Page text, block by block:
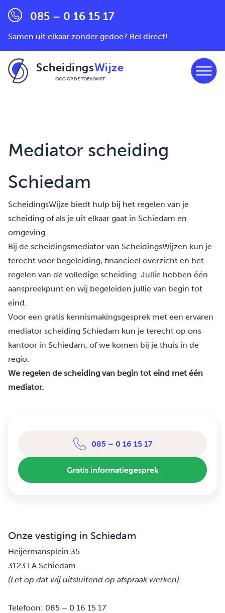
085 – 0 16 15 17
Samen uit elkaar zonder gedoe? Bel direct!
ScheidingsWijze
OOG OP DE TOEKOMST
Mediator scheiding
Schiedam
ScheidingsWijze biedt hulp bij het regelen van je
scheiding of als je uit elkaar gaat in Schiedam en
omgeving.
Bij de scheidingsmediator van ScheidingsWijzen kun je
terecht voor begeleiding, financieel overzicht en het
regelen van de volledige scheiding. Jullie hebben één
aanspreekpunt en wij begeleiden jullie van begin tot
eind.
Voor een gratis kennismakingsgesprek met een ervaren
mediator scheiding Schiedam kun je terecht op ons
kantoor in Schiedam, of we komen bij je thuis in de
regio.
We regelen de scheiding van begin tot eind met één
mediator.
085 – 0 16 15 17
Gratis informatiegesprek
Onze vestiging in Schiedam
Heijermansplein 35
3123 LA Schiedam
(Let op dat wij uitsluitend op afspraak werken)
Telefoon: 085 – 0 16 15 17